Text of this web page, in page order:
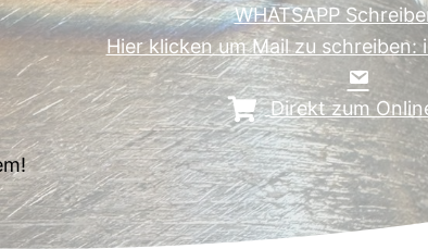
WHATSAPP
Hier klicken um Mail zu schreiben:
Direkt zum